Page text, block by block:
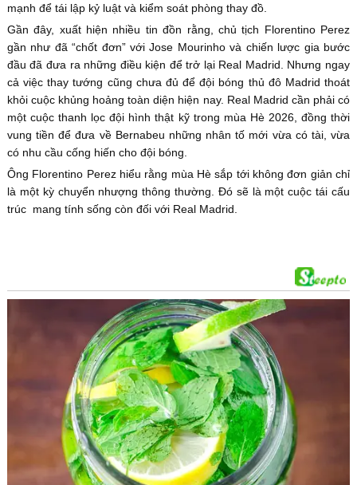
mạnh để tái lập kỷ luật và kiểm soát phòng thay đồ.
Gần đây, xuất hiện nhiều tin đồn rằng, chủ tịch Florentino Perez
gần như đã “chốt đơn” với Jose Mourinho và chiến lược gia bước
đầu đã đưa ra những điều kiện để trở lại Real Madrid. Nhưng ngay
cả việc thay tướng cũng chưa đủ để đội bóng thủ đô Madrid thoát
khỏi cuộc khủng hoảng toàn diện hiện nay. Real Madrid cần phải có
một cuộc thanh lọc đội hình thật kỹ trong mùa Hè 2026, đồng thời
vung tiền để đưa về Bernabeu những nhân tố mới vừa có tài, vừa
có nhu cầu cống hiến cho đội bóng.
Ông Florentino Perez hiểu rằng mùa Hè sắp tới không đơn giản chỉ
là một kỳ chuyển nhượng thông thường. Đó sẽ là một cuộc tái cấu
trúc mang tính sống còn đối với Real Madrid.